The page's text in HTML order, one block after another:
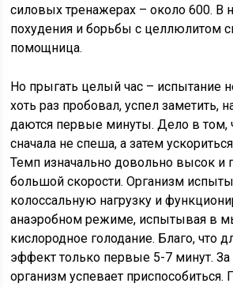
силовых тренажерах – около 600. В
похудения и борьбы с целлюлитом
помощница.
Но прыгать целый час – испытание
хоть раз пробовал, успел заметить,
даются первые минуты. Дело в том,
сначала не спеша, а затем
Темп изначально довольно высок и
большой скорости. Организм
колоссальную нагрузку и
анаэробном режиме, испытывая в
кислородное голодание. Благо, что
эффект только первые 5-7 минут. За
организм успевает приспособиться.